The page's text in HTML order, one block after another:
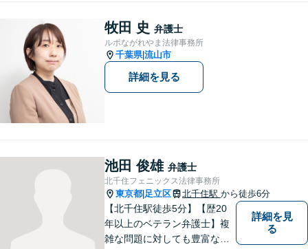
と連携し、税務・登記もワン
ストップで対応可」【休日・
夜間相談可】
牧田 史 弁護士
ルポながれやま法律事務所
千葉県|流山市
詳細を見る
池田 俊雄 弁護士
北千住フェニックス法律事務所
東京都 足立区 北千住駅 から徒歩6分
【北千住駅徒歩5分】【歴20
年以上のベテラン弁護士】複
雑な問題に対しても豊富な経
詳細を見
る